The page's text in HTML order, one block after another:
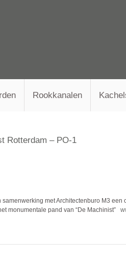
Rookkanalen
Rotterdam – PO-1
met Architectenburo M3
monumentale pand van “De Machinist”